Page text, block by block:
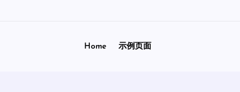
Home 示例页面